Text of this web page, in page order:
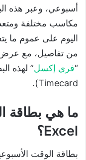
أسبوعي، وعبر هذه
مكاسب مختلفة
اليوم على عموم ما
من تفاصيل، مع
“فري إكسل
Timecard).
ما هي بطاقة
Excel؟